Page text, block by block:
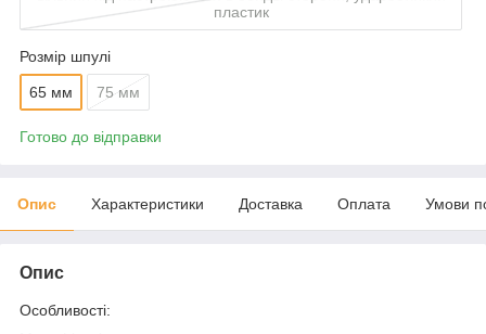
пластик
Розмір шпулі
65 мм 75 мм
Готово до відправки
Опис Характеристики Доставка Оплата Умови
Опис
Особливості: